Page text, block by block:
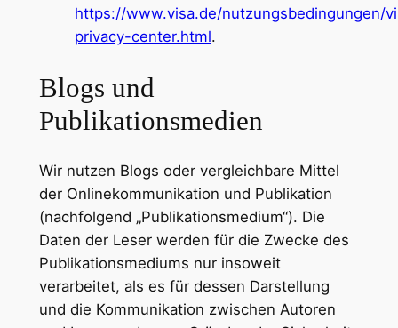
https://www.visa.de/nutzungsbedingungen/
privacy-center.html.
Blogs und
Publikationsmedien
Wir nutzen Blogs oder vergleichbare Mittel
der Onlinekommunikation und Publikation
(nachfolgend „Publikationsmedium“). Die
Daten der Leser werden für die Zwecke des
Publikationsmediums nur insoweit
verarbeitet, als es für dessen Darstellung
und die Kommunikation zwischen Autoren